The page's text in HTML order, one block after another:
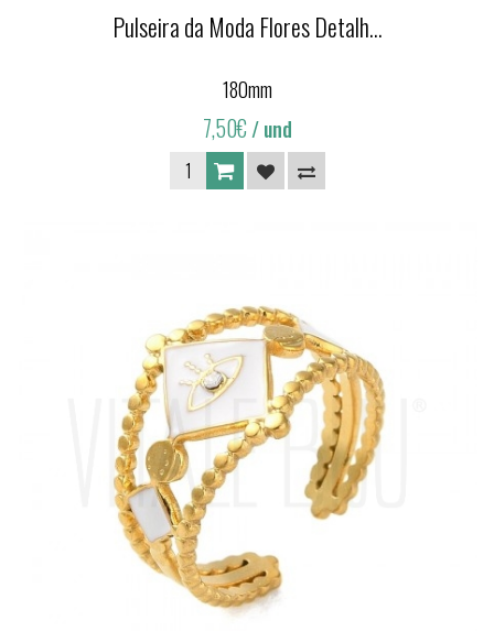
Pulseira da Moda Flores Detalh...
180mm
7,50€/ und